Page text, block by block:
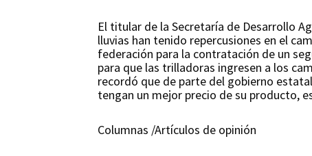
El titular de la Secretaría de Desarrollo
lluvias han tenido repercusiones en el
federación para la contratación de un
para que las trilladoras ingresen a los
recordó que de parte del gobierno
tengan un mejor precio de su producto,
Columnas /Artículos de opinión